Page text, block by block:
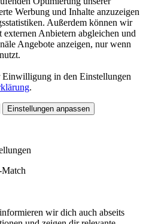
Werbung und Inhalte anzuzeigen
Außerdem können wir
externen Anbietern abgleichen und
Angebote anzeigen, nur wenn
in den Einstellungen
.
Einstellungen anpassen
wir dich auch abseits